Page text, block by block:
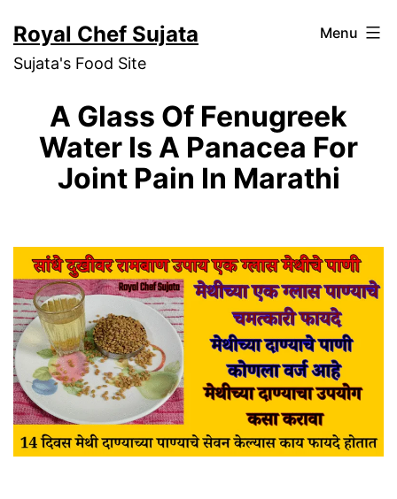
to
content
Royal Chef Sujata
Sujata's Food Site
Menu
A Glass Of Fenugreek
Water Is A Panacea For
Joint Pain In Marathi